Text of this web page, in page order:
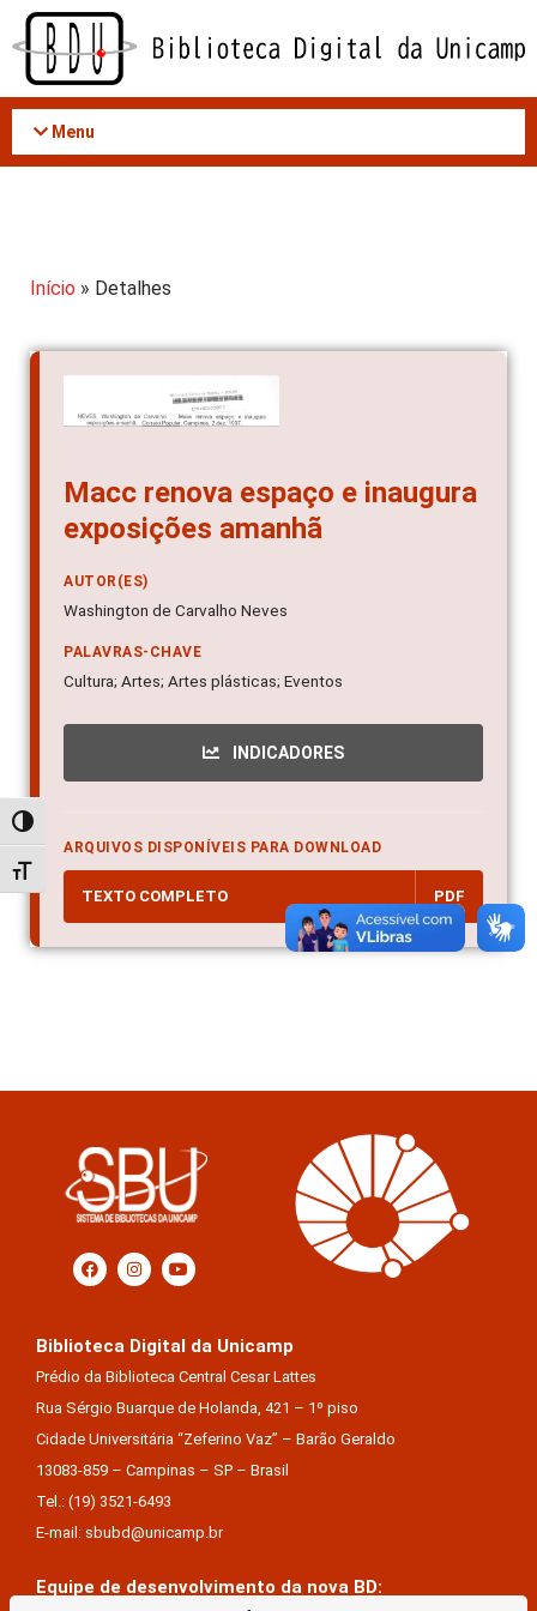
Acessar
conteúdo
Alternar alto contraste
Alternar tamanho da fonte
Menu
Início » Detalhes
Macc renova espaço e inaugura
exposições amanhã
AUTOR(ES)
Washington de Carvalho Neves
PALAVRAS-CHAVE
Cultura; Artes; Artes plásticas; Eventos
INDICADORES
ARQUIVOS DISPONÍVEIS PARA DOWNLOAD
TEXTO COMPLETO PDF
Biblioteca Digital da Unicamp
Prédio da Biblioteca Central Cesar Lattes
Rua Sérgio Buarque de Holanda, 421 – 1º piso
Cidade Universitária “Zeferino Vaz” – Barão Geraldo
13083-859 – Campinas – SP – Brasil
Tel.: (19) 3521-6493
E-mail: sbubd@unicamp.br
Equipe de desenvolvimento da nova BD: